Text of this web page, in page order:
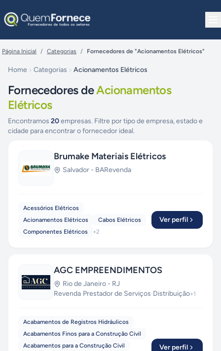
Página Inicial / Categorias / Fornecedores de "Acionamentos Elétricos"
Home Categorias Acionamentos Elétricos
Fornecedores deAcionamentos
Elétricos
Encontramos 20empresas. Filtre por tipo de empresa, estado e
cidade para encontrar o fornecedor ideal.
Brumake Materiais Elétricos
Salvador - BARevenda
Acessórios Elétricos
Acionamentos Elétricos
Cabos Elétricos
Componentes Elétricos
+2
Ver perfil
AGC EMPREENDIMENTOS
Rio de Janeiro - RJ
Revenda·Prestador de Serviços·Distribuição+1
Acabamentos de Registros Hidráulicos
Acabamentos Finos para a Construção Civil
Acabamentos para a Construção Civil
Ver perfil